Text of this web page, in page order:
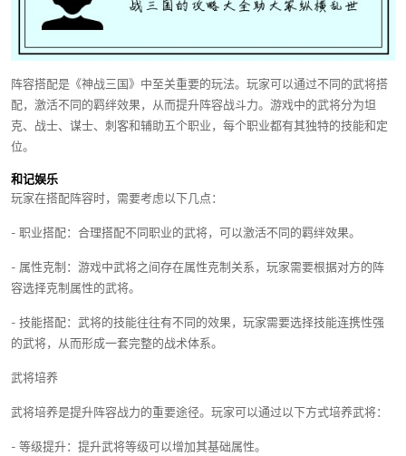
阵容搭配是《神战三国》中至关重要的玩法。玩家可以通过不同的武将搭
配，激活不同的羁绊效果，从而提升阵容战斗力。游戏中的武将分为坦
克、战士、谋士、刺客和辅助五个职业，每个职业都有其独特的技能和定
位。
和记娱乐
玩家在搭配阵容时，需要考虑以下几点：
- 职业搭配：合理搭配不同职业的武将，可以激活不同的羁绊效果。
- 属性克制：游戏中武将之间存在属性克制关系，玩家需要根据对方的阵
容选择克制属性的武将。
- 技能搭配：武将的技能往往有不同的效果，玩家需要选择技能连携性强
的武将，从而形成一套完整的战术体系。
武将培养
武将培养是提升阵容战力的重要途径。玩家可以通过以下方式培养武将：
- 等级提升：提升武将等级可以增加其基础属性。